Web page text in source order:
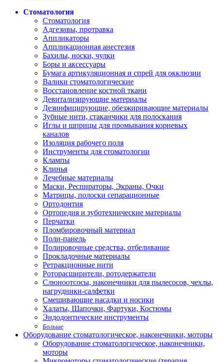
Стоматология
Стоматология
Адгезивы, протравка
Аппликаторы
Аппликационная анестезия
Бахилы, носки, чулки
Боры и аксессуары
Бумага артикуляционная и спрей для окклюзии
Валики стоматологические
Восстановление костной ткани
Девитализирующие материалы
Дезинфицирующие, обезжиривающие материалы
Зубные нити, стаканчики для полоскания
Иглы и шприцы для промывания корневых
каналов
Изоляция рабочего поля
Инструменты для стоматологии
Клампы
Клинья
Лечебные материалы
Маски, Респираторы, Экраны, Очки
Матрицы, полоски сепарационные
Ортодонтия
Ортопедия и зуботехнические материалы
Перчатки
Пломбировочный материал
Поли-панель
Полировочные средства, отбеливание
Прокладочные материалы
Ретракционные нити
Роторасширители, ротодержатели
Слюноотсосы, наконечники для пылесосов, чехлы,
нагрудники-салфетки
Смешивающие насадки и носики
Халаты, Шапочки, Фартуки, Костюмы
Эндодонтические инструменты
Больше
Оборудование стоматологическое, наконечники, моторы
Оборудование стоматологическое, наконечники,
моторы